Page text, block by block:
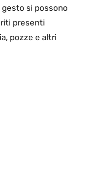
si possono
presenti
pozze e altri